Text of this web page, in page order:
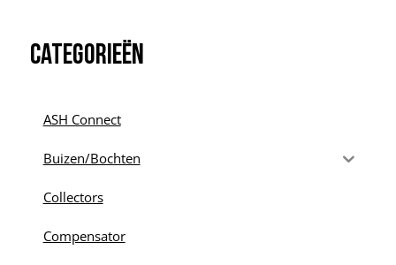
Categorieën
ASH Connect
Buizen/Bochten
Collectors
Compensator